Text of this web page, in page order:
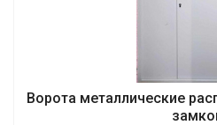
Ворота металлические